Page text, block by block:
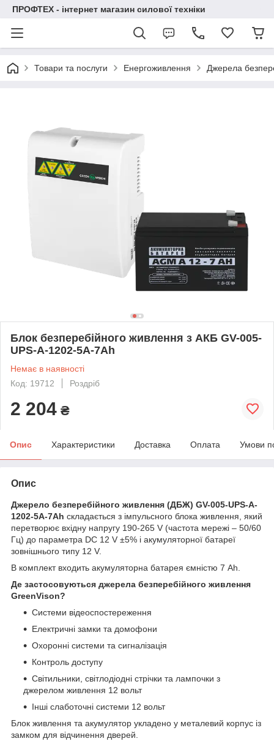
ПРОФТЕХ - інтернет магазин силової техніки
Товари та послуги Енергоживлення Джерела
Блок безперебійного живлення з АКБ GV-005-
UPS-A-1202-5A-7Ah
Немає в наявності
Код: 19712
Роздріб
2 204 ₴
Опис Характеристики Доставка Оплата Умови
Опис
Джерело безперебійного живлення (ДБЖ) GV-005-UPS-A-
1202-5A-7Ah складається з імпульсного блока живлення, який
перетворює вхідну напругу 190-265 V (частота мережі – 50/60
Гц) до параметра DC 12 V ±5% і акумуляторної батареї
зовнішнього типу 12 V.
В комплект входить акумуляторна батарея ємністю 7 Ah.
Де застосовуються джерела безперебійного живлення
GreenVison?
Системи відеоспостереження
Електричні замки та домофони
Охоронні системи та сигналізація
Контроль доступу
Світильники, світлодіодні стрічки та лампочки з
джерелом живлення 12 вольт
Інші слаботочні системи 12 вольт
Блок живлення та акумулятор укладено у металевий корпус із
замком для відчинення дверей.